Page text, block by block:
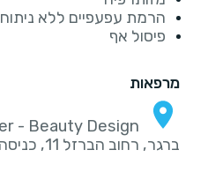
הרמת עפעפיים ללא ניתוח
פיסול אף
מרפאות
ברגר, רחוב הברזל 11, כניסה B, קומה 4, תל אביב